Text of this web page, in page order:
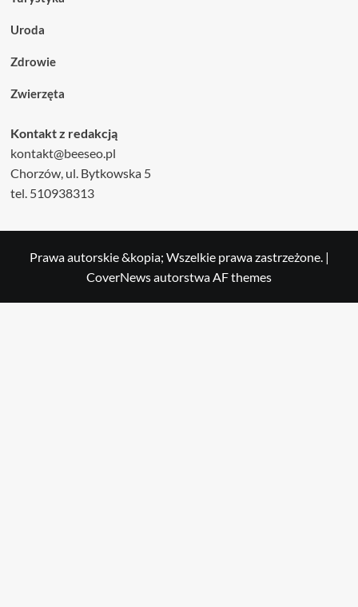
Uroda
Zdrowie
Zwierzęta
Kontakt z redakcją
kontakt@beeseo.pl
Chorzów, ul. Bytkowska 5
tel. 510938313
Prawa autorskie &kopia; Wszelkie prawa zastrzeżone. |
CoverNewsautorstwa AF themes